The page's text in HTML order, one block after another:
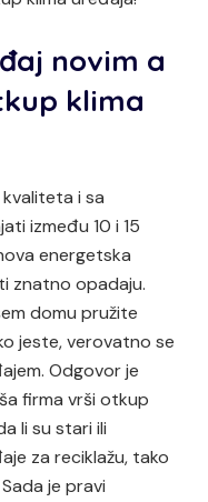
novim a
klima
i sa
između 10 i 15
energetska
znatno opadaju.
domu pružite
jeste, verovatno se
Odgovor je
firma vrši otkup
li su stari ili
za reciklažu, tako
je pravi